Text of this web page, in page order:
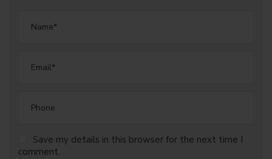
Save my details in this browser for the next time I
comment.